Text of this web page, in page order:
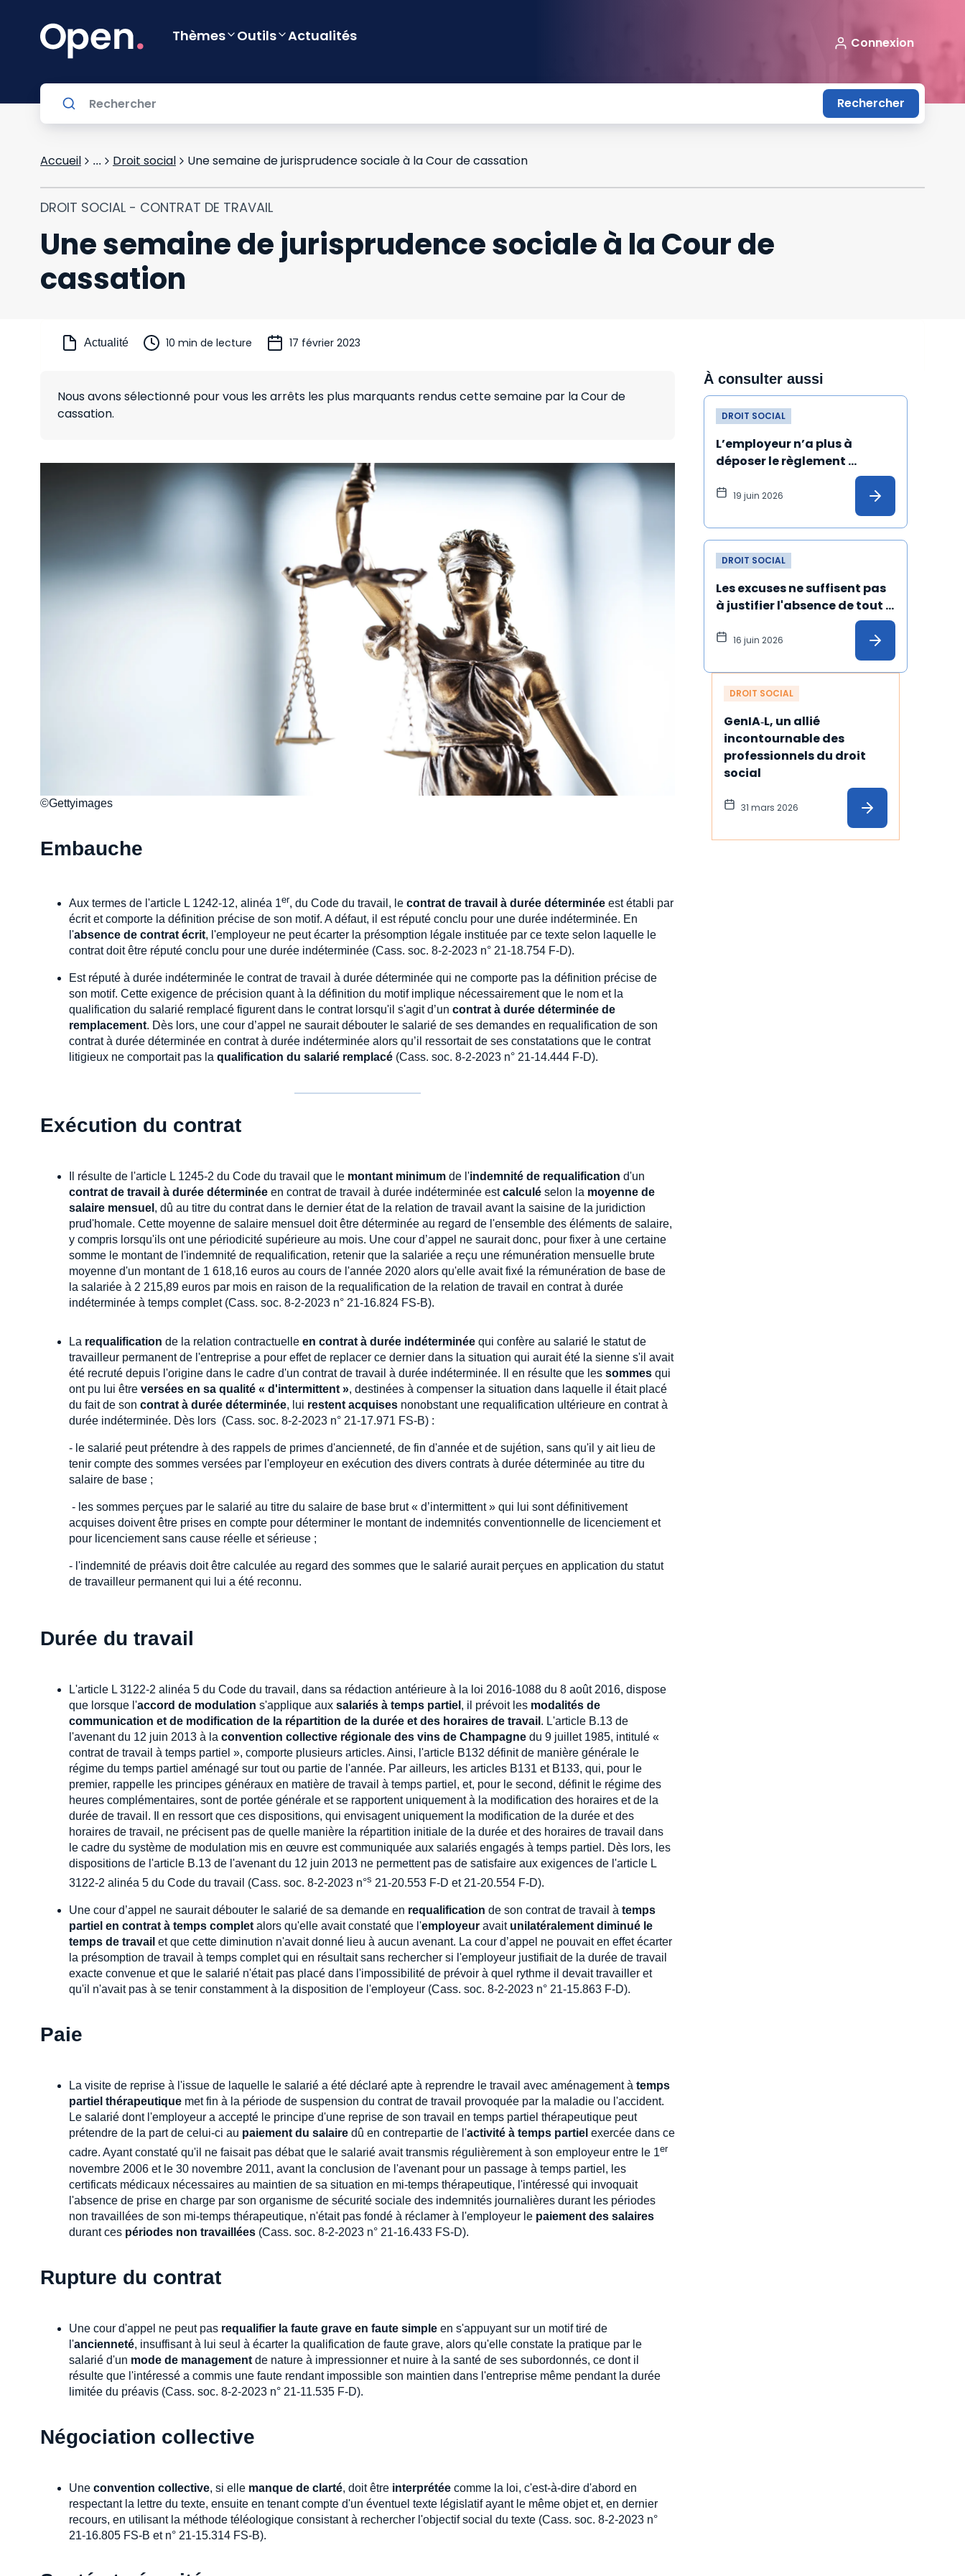
Thèmes Outils Actualités Connexion
Rechercher
Accueil ... Droit social Une semaine de jurisprudence sociale à la Cour de cassation
DROIT SOCIAL - CONTRAT DE TRAVAIL
Une semaine de jurisprudence sociale à la Cour de
cassation
Actualité 10 min de lecture 17 février 2023
Nous avons sélectionné pour vous les arrêts les plus marquants rendus cette semaine par la Cour de
cassation.
©Gettyimages
Embauche
Aux termes de l'article L 1242-12, alinéa 1er, du Code du travail, le contrat de travail à durée déterminée est établi par
écrit et comporte la définition précise de son motif. A défaut, il est réputé conclu pour une durée indéterminée. En
l'absence de contrat écrit, l'employeur ne peut écarter la présomption légale instituée par ce texte selon laquelle le
contrat doit être réputé conclu pour une durée indéterminée (Cass. soc. 8-2-2023 n° 21-18.754 F-D).
Est réputé à durée indéterminée le contrat de travail à durée déterminée qui ne comporte pas la définition précise de
son motif. Cette exigence de précision quant à la définition du motif implique nécessairement que le nom et la
qualification du salarié remplacé figurent dans le contrat lorsqu'il s'agit d’un contrat à durée déterminée de
remplacement. Dès lors, une cour d’appel ne saurait débouter le salarié de ses demandes en requalification de son
contrat à durée déterminée en contrat à durée indéterminée alors qu’il ressortait de ses constatations que le contrat
litigieux ne comportait pas la qualification du salarié remplacé (Cass. soc. 8-2-2023 n° 21-14.444 F-D).
Exécution du contrat
Il résulte de l'article L 1245-2 du Code du travail que le montant minimum de l'indemnité de requalification d'un
contrat de travail à durée déterminée en contrat de travail à durée indéterminée estcalculé selon la moyenne de
salaire mensuel , dû au titre du contrat dans le dernier état de la relation de travail avant la saisine de la juridiction
prud'homale. Cette moyenne de salaire mensuel doit être déterminée au regard de l'ensemble des éléments de salaire,
y compris lorsqu'ils ont une périodicité supérieure au mois. Une cour d’appel ne saurait donc, pour fixer à une certaine
somme le montant de l'indemnité de requalification, retenir que la salariée a reçu une rémunération mensuelle brute
moyenne d'un montant de 1 618,16 euros au cours de l'année 2020 alors qu'elle avait fixé la rémunération de base de
la salariée à 2 215,89 euros par mois en raison de la requalification de la relation de travail en contrat à durée
indéterminée à temps complet (Cass. soc. 8-2-2023 n° 21-16.824 FS-B).
La requalification de la relation contractuelle en contrat à durée indéterminée qui confère au salarié le statut de
travailleur permanent de l'entreprise a pour effet de replacer ce dernier dans la situation qui aurait été la sienne s'il avait
été recruté depuis l'origine dans le cadre d'un contrat de travail à durée indéterminée. Il en résulte que les sommes qui
ont pu lui être versées en sa qualité « d'intermittent », destinées à compenser la situation dans laquelle il était placé
du fait de son contrat à durée déterminée, lui restent acquises nonobstant une requalification ultérieure en contrat à
durée indéterminée. Dès lors (Cass. soc. 8-2-2023 n° 21-17.971 FS-B) :
- le salarié peut prétendre à des rappels de primes d'ancienneté, de fin d'année et de sujétion, sans qu'il y ait lieu de
tenir compte des sommes versées par l'employeur en exécution des divers contrats à durée déterminée au titre du
salaire de base ;
- les sommes perçues par le salarié au titre du salaire de base brut « d’intermittent » qui lui sont définitivement
acquises doivent être prises en compte pour déterminer le montant de indemnités conventionnelle de licenciement et
pour licenciement sans cause réelle et sérieuse ;
- l'indemnité de préavis doit être calculée au regard des sommes que le salarié aurait perçues en application du statut
de travailleur permanent qui lui a été reconnu.
Durée du travail
L'article L 3122-2 alinéa 5 du Code du travail, dans sa rédaction antérieure à la loi 2016-1088 du 8 août 2016, dispose
que lorsque l'accord de modulation s'applique aux salariés à temps partiel , il prévoit les modalités de
communication et de modification de la répartition de la durée et des horaires de travail . L'article B.13 de
l'avenant du 12 juin 2013 à la convention collective régionale des vins de Champagne du 9 juillet 1985, intitulé «
contrat de travail à temps partiel », comporte plusieurs articles. Ainsi, l'article B132 définit de manière générale le
régime du temps partiel aménagé sur tout ou partie de l'année. Par ailleurs, les articles B131 et B133, qui, pour le
premier, rappelle les principes généraux en matière de travail à temps partiel, et, pour le second, définit le régime des
heures complémentaires, sont de portée générale et se rapportent uniquement à la modification des horaires et de la
durée de travail. Il en ressort que ces dispositions, qui envisagent uniquement la modification de la durée et des
horaires de travail, ne précisent pas de quelle manière la répartition initiale de la durée et des horaires de travail dans
le cadre du système de modulation mis en œuvre est communiquée aux salariés engagés à temps partiel. Dès lors, les
dispositions de l'article B.13 de l'avenant du 12 juin 2013 ne permettent pas de satisfaire aux exigences de l'article L
3122-2 alinéa 5 du Code du travail (Cass. soc. 8-2-2023 n°s 21-20.553 F-D et 21-20.554 F-D).
Une cour d’appel ne saurait débouter le salarié de sa demande en requalification de son contrat de travail à temps
partiel en contrat à temps completalors qu'elle avait constaté que l'employeur avait unilatéralement diminué le
temps de travail et que cette diminution n'avait donné lieu à aucun avenant. La cour d’appel ne pouvait en effet écarter
la présomption de travail à temps complet qui en résultait sans rechercher si l'employeur justifiait de la durée de travail
exacte convenue et que le salarié n'était pas placé dans l'impossibilité de prévoir à quel rythme il devait travailler et
qu'il n'avait pas à se tenir constamment à la disposition de l'employeur (Cass. soc. 8-2-2023 n° 21-15.863 F-D).
Paie
La visite de reprise à l'issue de laquelle le salarié a été déclaré apte à reprendre le travail avec aménagement à temps
partiel thérapeutique met fin à la période de suspension du contrat de travail provoquée par la maladie ou l'accident.
Le salarié dont l'employeur a accepté le principe d'une reprise de son travail en temps partiel thérapeutique peut
prétendre de la part de celui-ci au paiement du salaire dû en contrepartie de l'activité à temps partiel exercée dans ce
cadre. Ayant constaté qu'il ne faisait pas débat que le salarié avait transmis régulièrement à son employeur entre le 1er
novembre 2006 et le 30 novembre 2011, avant la conclusion de l'avenant pour un passage à temps partiel, les
certificats médicaux nécessaires au maintien de sa situation en mi-temps thérapeutique, l'intéressé qui invoquait
l'absence de prise en charge par son organisme de sécurité sociale des indemnités journalières durant les périodes
non travaillées de son mi-temps thérapeutique, n'était pas fondé à réclamer à l'employeur le paiement des salaires
durant ces périodes non travaillées (Cass. soc. 8-2-2023 n° 21-16.433 FS-D).
Rupture du contrat
Une cour d'appel ne peut pas requalifier la faute grave en faute simple en s'appuyant sur un motif tiré de
l'ancienneté, insuffisant à lui seul à écarter la qualification de faute grave, alors qu'elle constate la pratique par le
salarié d'un mode de management de nature à impressionner et nuire à la santé de ses subordonnés, ce dont il
résulte que l'intéressé a commis une faute rendant impossible son maintien dans l'entreprise même pendant la durée
limitée du préavis (Cass. soc. 8-2-2023 n° 21-11.535 F-D).
Négociation collective
Une convention collective, si elle manque de clarté, doit être interprétée comme la loi, c'est-à-dire d'abord en
respectant la lettre du texte, ensuite en tenant compte d'un éventuel texte législatif ayant le même objet et, en dernier
recours, en utilisant la méthode téléologique consistant à rechercher l'objectif social du texte (Cass. soc. 8-2-2023 n°
21-16.805 FS-B et n° 21-15.314 FS-B).
À consulter aussi
DROIT SOCIAL
L’employeur n’a plus à
déposer le règlement
intérieur au greffe du conseil
de prud’hommes
19 juin 2026
DROIT SOCIAL
Les excuses ne suffisent pas
à justifier l'absence de tout
16 juin 2026
DROIT SOCIAL
GenIA‑L, un allié
incontournable des
professionnels du droit
social
31 mars 2026